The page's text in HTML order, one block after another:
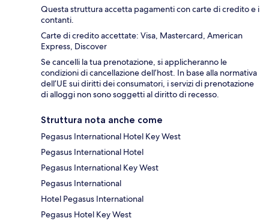
Questa struttura accetta pagamenti con carte di credito e i
contanti.
Carte di credito accettate: Visa, Mastercard, American
Express, Discover
Se cancelli la tua prenotazione, si applicheranno le
condizioni di cancellazione dell’host. In base alla normativa
dell’UE sui diritti dei consumatori, i servizi di prenotazione
di alloggi non sono soggetti al diritto di recesso.
Struttura nota anche come
Pegasus International Hotel Key West
Pegasus International Hotel
Pegasus International Key West
Pegasus International
Hotel Pegasus International
Pegasus Hotel Key West